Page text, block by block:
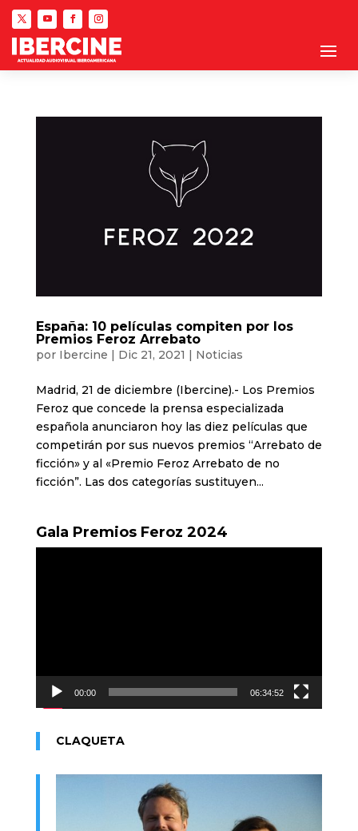
España: 10 películas compiten por los
Premios Feroz Arrebato
por Ibercine | Dic 21, 2021 | Noticias
Madrid, 21 de diciembre (Ibercine).- Los Premios
Feroz que concede la prensa especializada
española anunciaron hoy las diez películas que
competirán por sus nuevos premios “Arrebato de
ficción» y al «Premio Feroz Arrebato de no
ficción”. Las dos categorías sustituyen...
Gala Premios Feroz 2024
00:00 06:34:52
CLAQUETA